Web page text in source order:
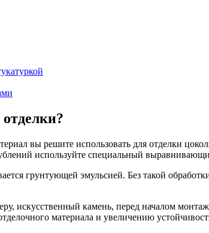
вы решите использовать для отделки
используйте специальный
грунтующей эмульсией. Без такой
искусственный камень, перед началом
материала и увеличению